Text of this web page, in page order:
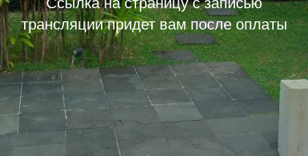
трансляции придет вам после оплаты